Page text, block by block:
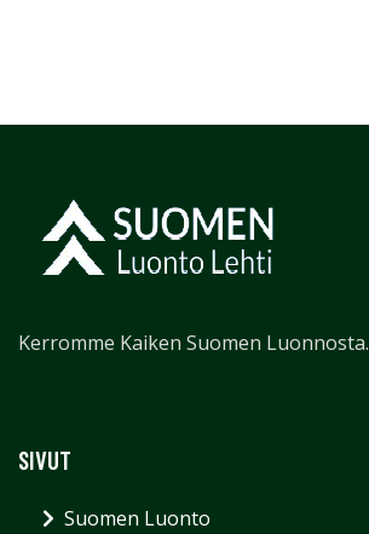
Kerromme Kaiken Suomen Luonnosta.
SIVUT
Suomen Luonto